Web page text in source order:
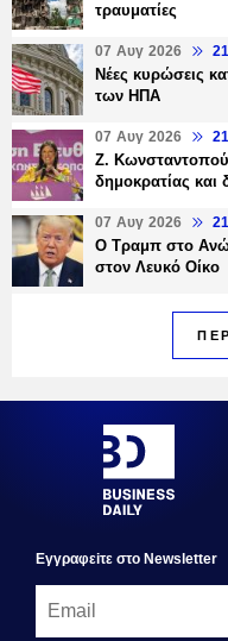
τραυματίες
07 Αυγ 2026
Νέες κυρώσεις
των ΗΠΑ
07 Αυγ 2026
Ζ.
δημοκρατίας και
07 Αυγ 2026
Ο Τραμπ στο
στον Λευκό Οίκο
Εγγραφεiτε στο Newsletter